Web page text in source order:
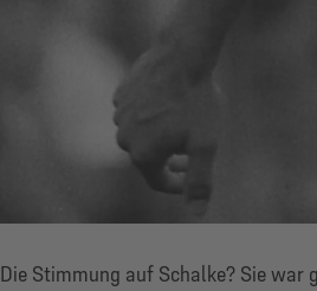
Die Stimmung auf Schalke? Sie war